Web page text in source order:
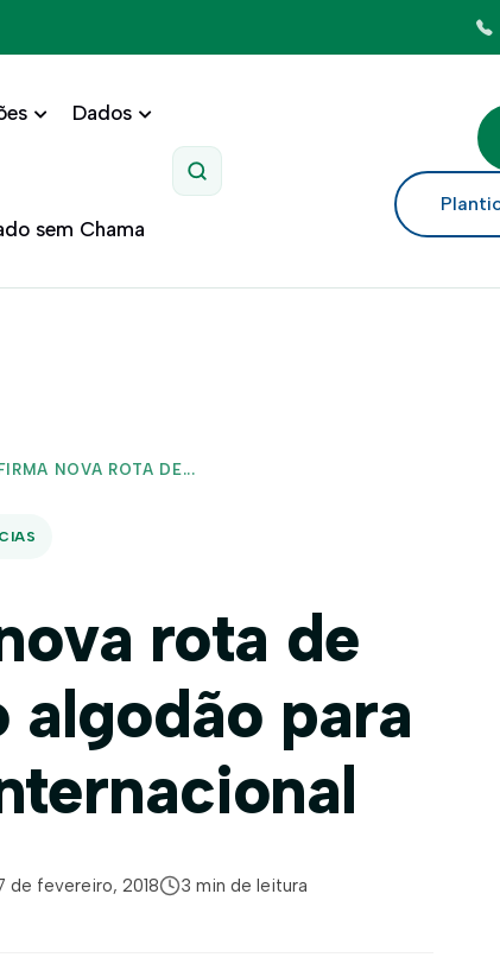
Dados
sem Chama
Pesquisar
NOVA ROTA DE...
rota de
para
de fevereiro, 2018 3 min de leitura